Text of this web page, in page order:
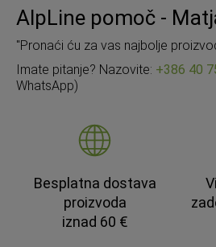
AlpLine pomoč -
"Pronaći ću za vas najbolje
Imate pitanje? Nazovite: +386 40
WhatsApp)
Besplatna dostava
proizvoda
iznad 60 €